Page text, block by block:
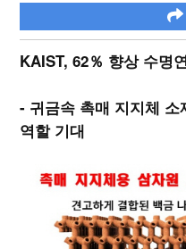
KAIST, 62％ 향상 수명
- 귀금속 촉매 지지체
역할 기대